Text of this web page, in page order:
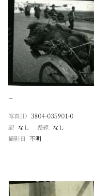
−
写真ID 3804-035901-0
駅 なし 路線 なし
撮影日 不明